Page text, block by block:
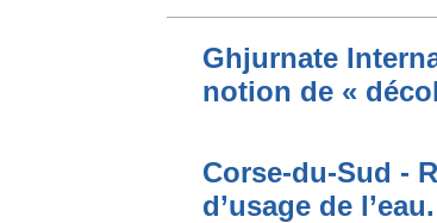
Ghjurnate
notion de «
Corse-du-Sud -
d’usage de